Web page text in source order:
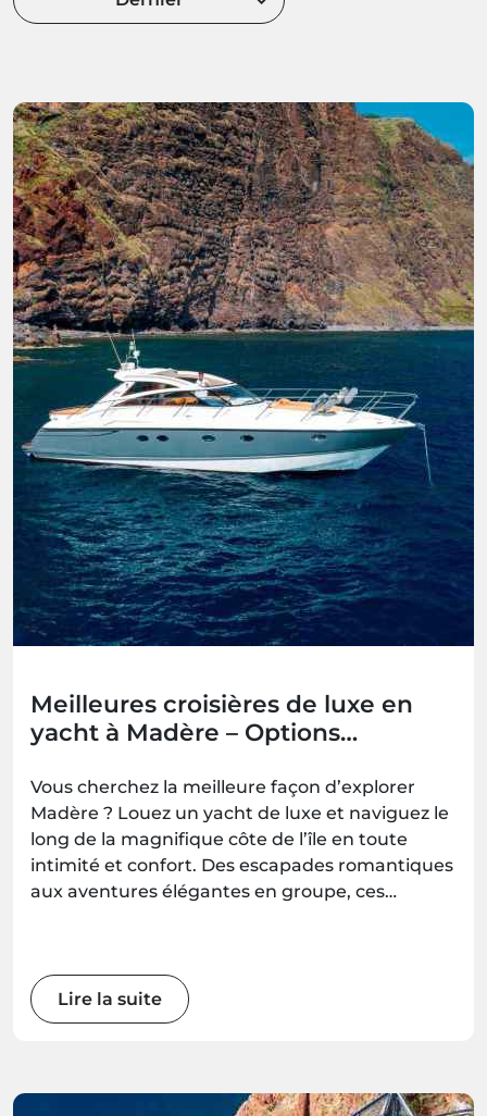
Meilleures croisières de luxe en
yacht à Madère – Options
groupes
Vous cherchez la meilleure façon d’explorer
Madère ? Louez un yacht de luxe et naviguez le
long de la magnifique côte de l’île en toute
intimité et confort. Des escapades romantiques
aux aventures élégantes en groupe, ces
avec Madeira.Best.
Lire la suite